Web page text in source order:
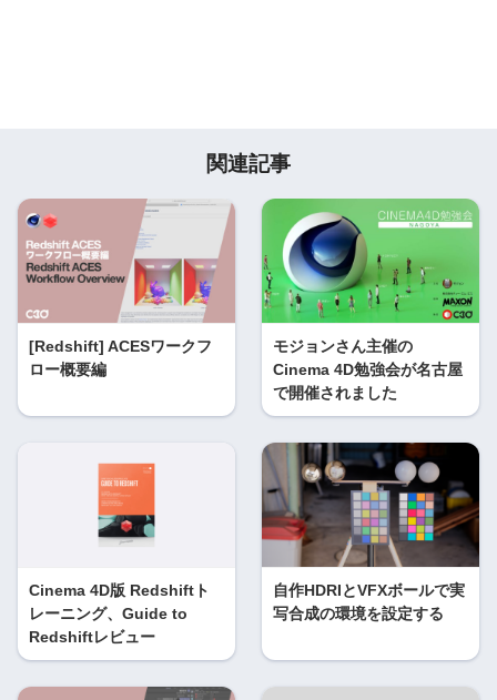
関連記事
[Redshift] ACESワークフ
ロー概要編
モジョンさん主催の
Cinema 4D勉強会が名古屋
で開催されました
Cinema 4D版 Redshiftト
レーニング、Guide to
Redshiftレビュー
自作HDRIとVFXボールで実
写合成の環境を設定する